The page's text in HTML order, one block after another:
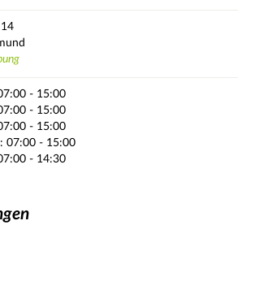
14
- 15:00
- 15:00
- 15:00
07:00 - 15:00
- 14:30